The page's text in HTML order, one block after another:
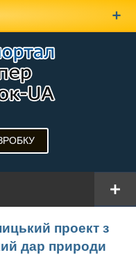
проект з
дар природи